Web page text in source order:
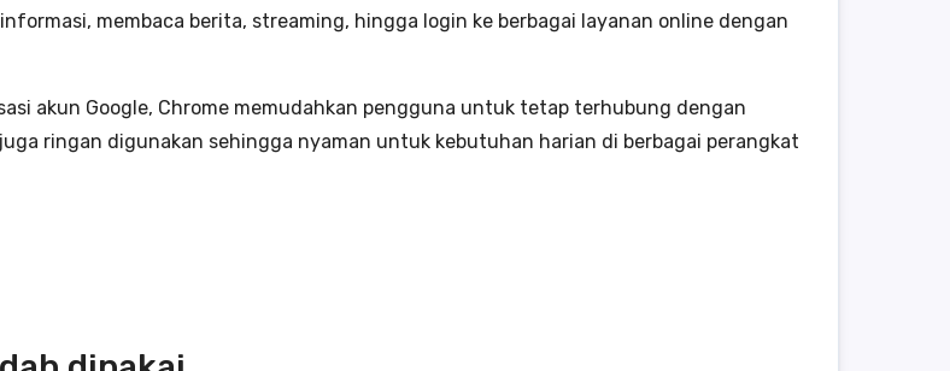
membaca berita, streaming, hingga login ke berbagai layanan online dengan
akun Google, Chrome memudahkan pengguna untuk tetap terhubung dengan
ringan digunakan sehingga nyaman untuk kebutuhan harian di berbagai perangkat